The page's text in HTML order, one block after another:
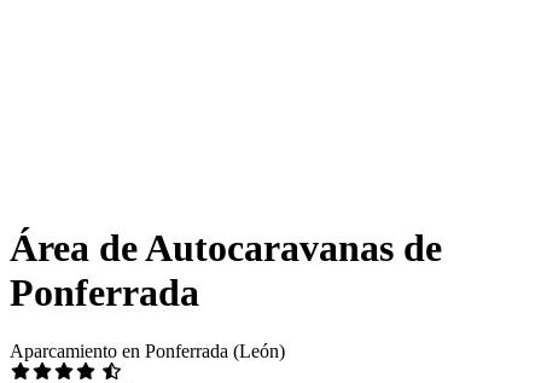
Área de Autocaravanas de
Ponferrada
Aparcamiento en Ponferrada (León)